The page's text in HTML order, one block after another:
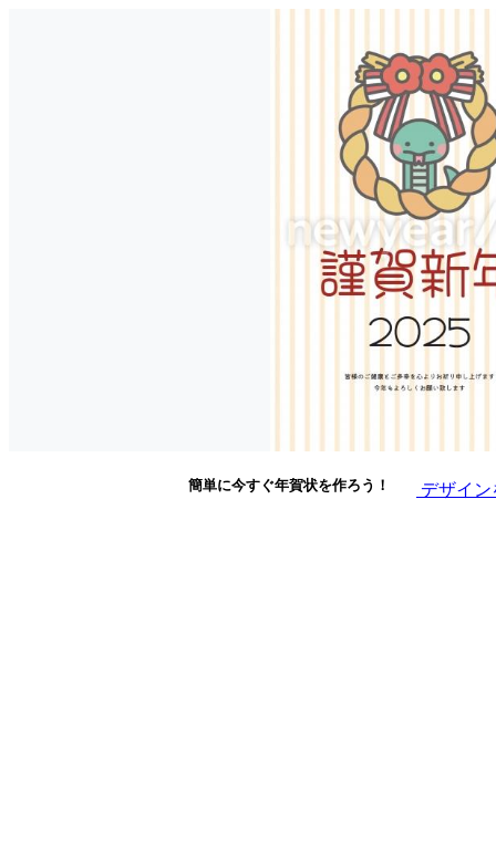
簡単に今すぐ年賀状を作ろう！ デザイ